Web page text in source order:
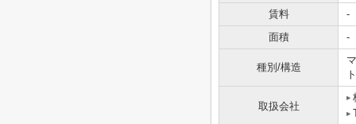
賃料
-
面積
-
種別/構造
ト
取扱会社